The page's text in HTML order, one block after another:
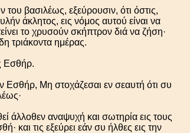
βασιλέως, εξεύρουσιν, ότι όστις,
άκλητος, εις νόμος αυτού είναι να
το χρυσούν σκήπτρον διά να ζήση·
τριάκοντα ημέρας.
Εσθήρ.
Εσθήρ, Μη στοχάζεσαι εν σεαυτή ότι συ
άλλοθεν αναψυχή και σωτηρία εις τους
και τις εξεύρει εάν συ ήλθες εις την